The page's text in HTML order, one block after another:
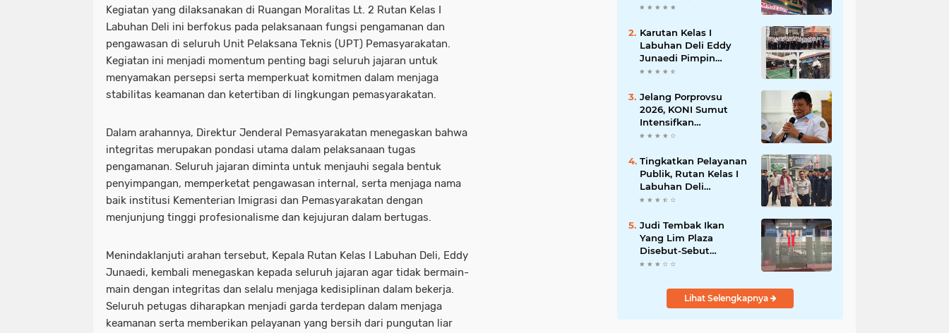
Kegiatan yang dilaksanakan di Ruangan Moralitas Lt. 2 Rutan Kelas I
Labuhan Deli ini berfokus pada pelaksanaan fungsi pengamanan dan
pengawasan di seluruh Unit Pelaksana Teknis (UPT) Pemasyarakatan.
Kegiatan ini menjadi momentum penting bagi seluruh jajaran untuk
menyamakan persepsi serta memperkuat komitmen dalam menjaga
stabilitas keamanan dan ketertiban di lingkungan pemasyarakatan.
Dalam arahannya, Direktur Jenderal Pemasyarakatan menegaskan bahwa
integritas merupakan pondasi utama dalam pelaksanaan tugas
pengamanan. Seluruh jajaran diminta untuk menjauhi segala bentuk
penyimpangan, memperketat pengawasan internal, serta menjaga nama
baik institusi Kementerian Imigrasi dan Pemasyarakatan dengan
menjunjung tinggi profesionalisme dan kejujuran dalam bertugas.
Menindaklanjuti arahan tersebut, Kepala Rutan Kelas I Labuhan Deli, Eddy
Junaedi, kembali menegaskan kepada seluruh jajaran agar tidak bermain-
main dengan integritas dan selalu menjaga kedisiplinan dalam bekerja.
Seluruh petugas diharapkan menjadi garda terdepan dalam menjaga
keamanan serta memberikan pelayanan yang bersih dari pungutan liar
Terancam Gulung
Jalan Ditutup
Pedagang Angkringan
Karutan Kelas I
Labuhan Deli Eddy
Junaedi Pimpin
Upacara Peringatan
2026
Jelang Porprovsu
2026, KONI Sumut
Intensifkan
Pembinaan Atlet
Tingkatkan Pelayanan
Publik, Rutan Kelas I
Labuhan Deli
Menerima Kunjungan
Khusus Menteri Imipas
Judi Tembak Ikan
Yang Lim Plaza
Disebut-Sebut
Beroperasi Kembali,
Lihat Selengkapnya